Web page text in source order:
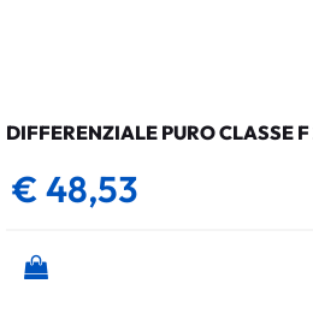
DIFFERENZIALE PURO CLASSE
€ 48,53
Quantità